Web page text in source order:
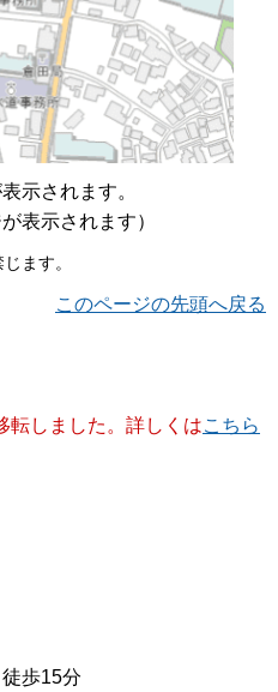
示されます。
表示されます）
ます。
このページの先頭へ戻る
転しました。詳しくはこちら
歩15分